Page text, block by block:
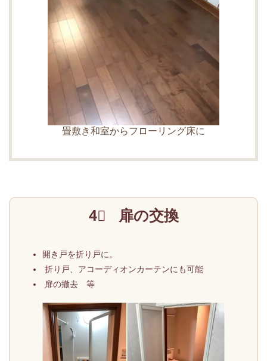
畳敷き和室からフローリング床に
4⃣ 扉の交換
開き戸を折り戸に。
折り戸、アコーディオンカーテンにも可能
扉の撤去 等